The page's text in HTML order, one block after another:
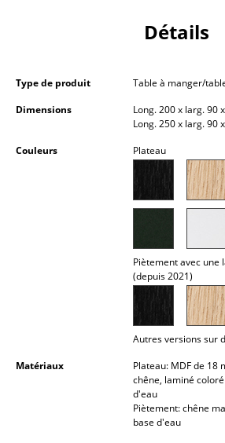
... voir tous les rangements
Suspensions & Plafonniers
Lampadaires et Liseuses
Luminaires d’extérieur
... voir tous les luminaires
Détails
Type de produit
Table à manger/
Dimensions
Long. 200 x larg. 90
Long. 250 x larg. 90
Couleurs
Plateau
Piètement avec une
(depuis 2021)
Autres versions sur
Matériaux
Plateau: MDF de 18
chêne, laminé
d'eau
Piètement: chêne
base d'eau